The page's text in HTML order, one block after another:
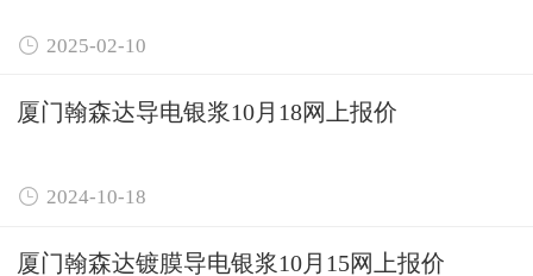
 2025-02-10
厦门翰森达导电银浆10月18网上报价
 2024-10-18
厦门翰森达镀膜导电银浆10月15网上报价